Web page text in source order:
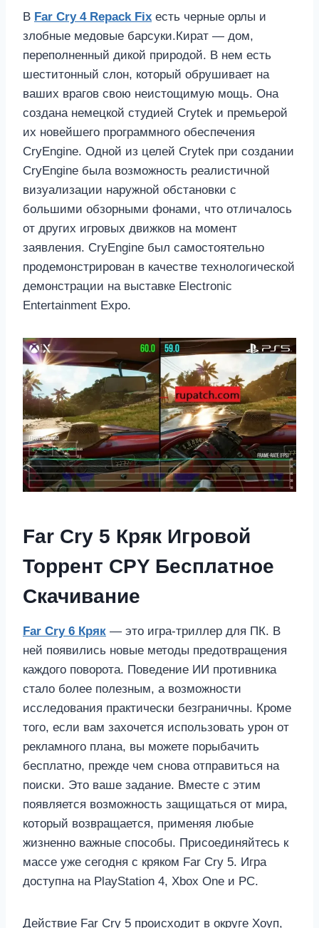
В Far Cry 4 Repack Fix есть черные орлы и
злобные медовые барсуки.Кират — дом,
переполненный дикой природой. В нем есть
шеститонный слон, который обрушивает на
ваших врагов свою неистощимую мощь. Она
создана немецкой студией Crytek и премьерой
их новейшего программного обеспечения
CryEngine. Одной из целей Crytek при создании
CryEngine была возможность реалистичной
визуализации наружной обстановки с
большими обзорными фонами, что отличалось
от других игровых движков на момент
заявления. CryEngine был самостоятельно
продемонстрирован в качестве технологической
демонстрации на выставке Electronic
Entertainment Expo.
Far Cry 5 Кряк Игровой
Торрент CPY Бесплатное
Скачивание
Far Cry 6 Кряк — это игра-триллер для ПК. В
ней появились новые методы предотвращения
каждого поворота. Поведение ИИ противника
стало более полезным, а возможности
исследования практически безграничны. Кроме
того, если вам захочется использовать урон от
рекламного плана, вы можете порыбачить
бесплатно, прежде чем снова отправиться на
поиски. Это ваше задание. Вместе с этим
появляется возможность защищаться от мира,
который возвращается, применяя любые
жизненно важные способы. Присоединяйтесь к
массе уже сегодня с кряком Far Cry 5. Игра
доступна на PlayStation 4, Xbox One и PC.
Действие Far Cry 5 происходит в округе Хоуп,